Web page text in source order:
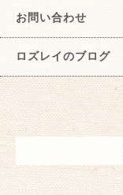
お問い合わせ
ロズレイのブログ